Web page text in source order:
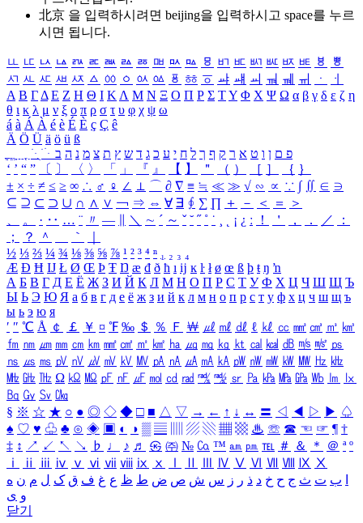
北京 을 입력하시려면 beijing을 입력하시고 space를 누르
시면 됩니다.
ㅥ ㅦ ㅧ ㅨ ㅩ ㅪ ㅫ ㅬ ㅭ ㅮ ㅯ ㅰ ㅱ ㅲ ㅳ ㅴ ㅵ ㅶ ㅷ ㅸ
ㅹ
ㅺ ㅻ ㅼ ㅽ ㅾ ㅿ ㆀ ㆁ ㆂ ㆃ ㆄ ㆅ ㆆ ㆇ ㆈ ㆉ ㆊ ㆋ ㆌ ㆍ
ㆎ
Α Β ΓΔ Ε Ζ Η Θ Ι ΚΛ Μ Ν Ξ Ο Π Ρ Σ ΤΥ Φ Χ Ψ Ω α β γ δ ε ζ η
θ ι κ λ μ ν ξ ο π ρ σ τ υ φ χ ψ ω
á à Á À é è É È ç Ç ê
Ä Ö Ü ä ö ü ß
ִֶֹ ֻּ ׁׂ פ ם ן ו ט א ר ק ף ך ל ח י ע כ ג ד ש ץ ת צ מ נ ה ב
‘ ’ “ ” 〔 〕 〈 〉 「 」 『 』 【 】 ＂ （ ） ［ ］ ｛ ｝
± × ÷ ≠ ≤ ≥ ∞ ∴ ♂ ♀ ∠ ⊥ ⌒ ∂ ∇ ≡ ≒ ≪ ≫ √ ∽ ∝ ∵ ∫ ∬ ∈ ∋
⊆ ⊇ ⊂ ⊃ ∪ ∩ ∧ ∨ ￢ ⇒ ⇔ ∀ ∃ ∮ ∑ ∏ ＋ － ＜ ＝
＞
、
。 · ‥ … ¨ 〃 ― ＼ ∼ ´ ～ ˇ ˘ ˝ ˚ ˙ ¸ ¡ ¿ ː ！ ＇ ， ． ／
：
；
？ ＾ ｀
½ ⅓ ⅔ ¼ ¾ ⅛ ⅜ ⅝ ⅞ ¹ ² ³ ⁴ ⁿ ₁ ₂ ₃ ₄
Æ Ð Ħ Ĳ Ł Ø Œ Þ Ŧ Ŋ æ đ ð ħ ı ĳ ĸ ŀ ł ø œ ß þ ŧ ŋ ŉ
А Б В Г Д Е Ё Ж З И Й К Л М Н О П Р С Т У Ф Х Ц Ч Ш Щ Ъ
Ы Ь Э Ю Я а б в г д е ё ж з и й к л м н о п р с т у ф х ц ч ш щ ъ
ы ь э ю я
′ ″ ℃ Å ￠ ￡ ￥ ¤ ℉ ‰ ＄ ％ Ｆ ￦ ㎕ ㎖ ㎗ ℓ ㎘ ㏄ ㎣ ㎤ ㎥ ㎦
㎙ ㎚ ㎛ ㎜ ㎝ ㎞ ㎟ ㎠ ㎡ ㎢ ㏊ ㎍ ㎎ ㎏ ㏏ ㎈ ㎉ ㏈ ㎧ ㎨ ㎰
㎱ ㎲ ㎳ ㎴ ㎵ ㎶ ㎷ ㎸ ㎹ ㎀ ㎁ ㎂ ㎃ ㎄ ㎺ ㎻ ㎽ ㎾ ㎿ ㎐ ㎑
㎒ ㎓ ㎔ Ω ㏀ ㏁ ㎊ ㎋ ㎌ ㏖ ㏅ ㎭ ㎮ ㎯ ㏛ ㎩ ㎪ ㎫ ㎬ ㏝ ㏐
㏓
㏃ ㏉ ㏜ ㏆
§ ※ ☆ ★ ○ ● ◎ ◇ ◆ □ ■ △ ▽ → ← ↑ ↓ ↔ 〓 ◁ ◀ ▷ ▶ ♤
♠ ♡ ♥ ♧ ♣ ⊙ ◈ ▣ ◐ ◑ ▒ ▤ ▨ ▧ ▦ ▩ ♨ ☏ ☎ ☜ ☞ ¶ †
‡ ↕ ↗ ↙ ↖ ↘ ♭ ♩ ♪ ♬ ㉿ ㈜ № ㏇ ™ ㏂ ㏘ ℡ ＃ ＆ ＊ ＠ ª º
ⅰ
ⅱ ⅲ ⅳ ⅴ ⅵ ⅶ ⅷ ⅸ ⅹ Ⅳ Ⅴ Ⅵ Ⅶ Ⅷ Ⅸ Ⅹ
ب ت ث ج ح خ د ذ ر ز س ش ص ض ط ظ ع غ ف ق ک ل م ن ه
و ی
닫기